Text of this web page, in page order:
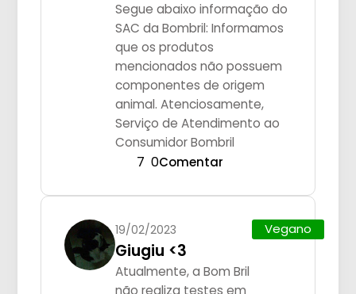
Segue abaixo informação do
SAC da Bombril: Informamos
que os produtos
mencionados não possuem
componentes de origem
animal. Atenciosamente,
Serviço de Atendimento ao
Consumidor Bombril
7 0Comentar
19/02/2023
Giugiu <3
Atualmente, a Bom Bril
não realiza testes em
Vegano